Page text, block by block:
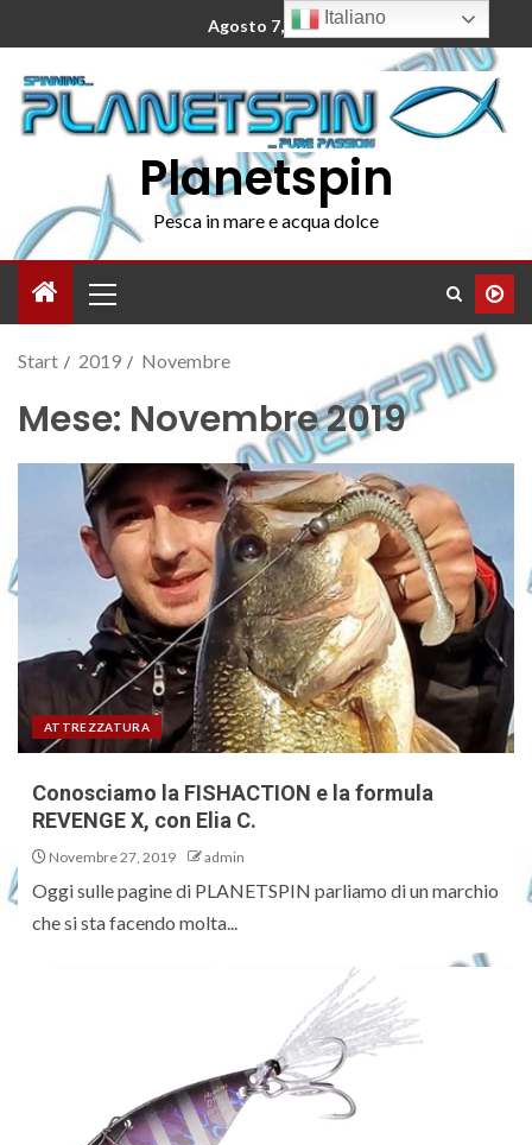
Agosto 7, 2026
Planetspin
Pesca in mare e acqua dolce
Start 2019 Novembre
Mese: Novembre 2019
ATTREZZATURA
Conosciamo la FISHACTION e la formula
REVENGE X, con Elia C.
Novembre 27, 2019 admin
Oggi sulle pagine di PLANETSPIN parliamo di un marchio
che si sta facendo molta...
Italiano